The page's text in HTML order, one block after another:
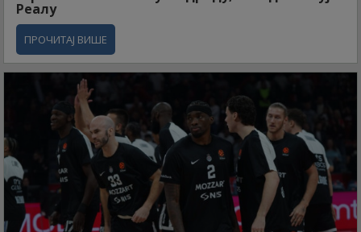
Реалу
ПРОЧИТАЈ ВИШЕ